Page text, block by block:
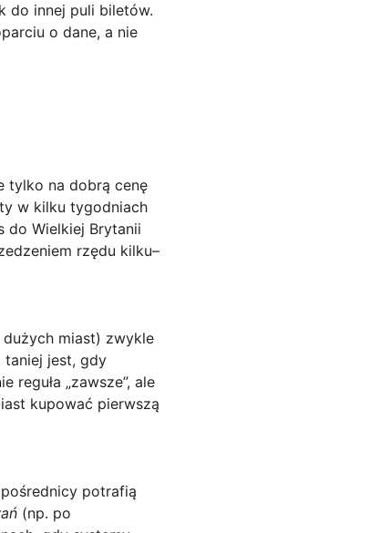
do innej puli biletów.
o dane, a nie
tylko na dobrą cenę
w kilku tygodniach
do Wielkiej Brytanii
rzędu kilku–
miast) zwykle
jest, gdy
reguła „zawsze”, ale
kupować pierwszą
potrafią
(np. po